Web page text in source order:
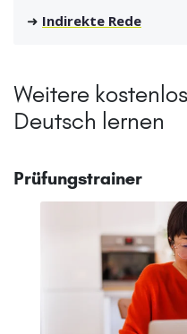
➜ Indirekte Rede
Weitere
Deutsch lernen
Prüfungstrainer